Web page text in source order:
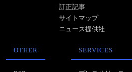
訂正記事
サイトマップ
ニュース提供社
OTHER SERVICES